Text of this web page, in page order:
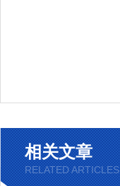
相关文章
RELATED ARTICLES